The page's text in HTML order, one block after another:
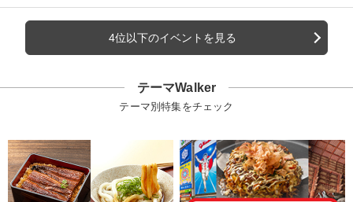
4位以下のイベントを見る
テーマWalker
テーマ別特集をチェック